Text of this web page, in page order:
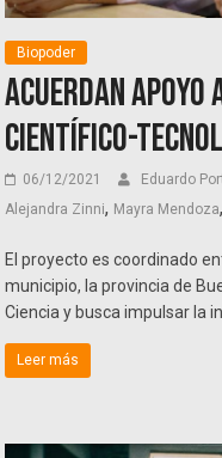
Biopoder
Acuerdan
Científico-
06/12/2021 Eduardo
Alejandra Zinni, Mayra Mendoza,
El proyecto es coordinado
municipio, la provincia de
Ciencia y busca impulsar la
Leer más